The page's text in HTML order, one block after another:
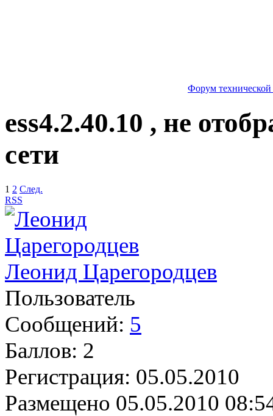
Форум
ess4.2.40.10 , не
сети
1 2 След.
RSS
Леонид Царегородцев
Пользователь
Сообщений: 5
Баллов: 2
Регистрация: 05.05.2010
Размещено 05.05.2010